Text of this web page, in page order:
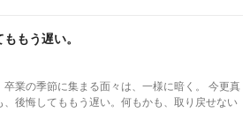
もう遅い。
業の季節に集まる面々は、一様に暗く。 今更真
、後悔してももう遅い。何もかも、取り戻せない